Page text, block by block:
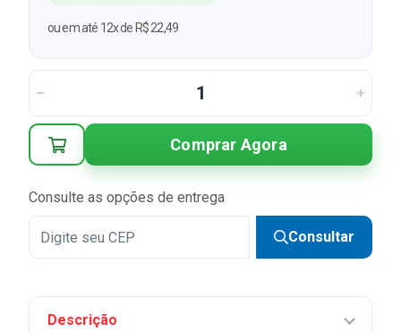
ou em até 12x de R$ 22,49
Comprar Agora
Consulte as opções de entrega
Consultar
Descrição